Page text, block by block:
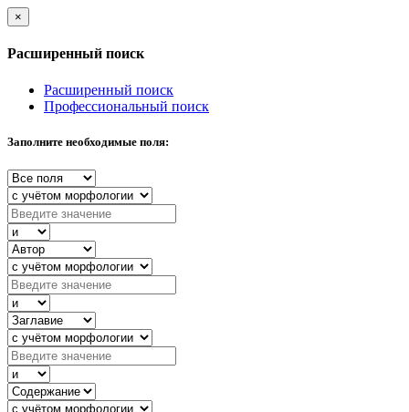
×
Расширенный поиск
Расширенный поиск
Профессиональный поиск
Заполните необходимые поля: